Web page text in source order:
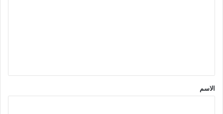
*
الاسم